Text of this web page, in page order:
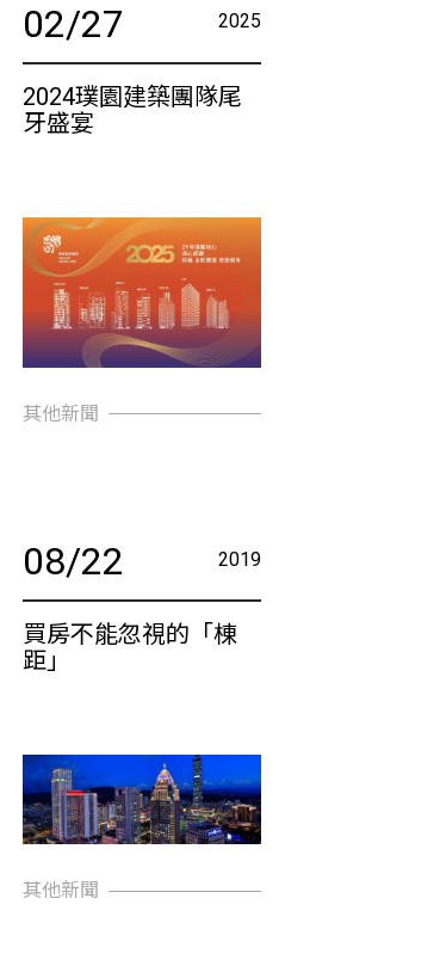
02/27 2025
2024璞園建築團隊尾
牙盛宴
其他新聞
08/22 2019
買房不能忽視的「棟
距」
其他新聞